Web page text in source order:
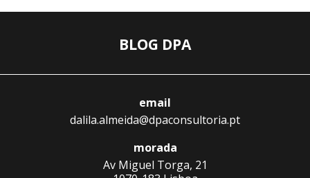
BLOG DPA
email
dalila.almeida@dpaconsultoria.pt
morada
Av Miguel Torga, 21